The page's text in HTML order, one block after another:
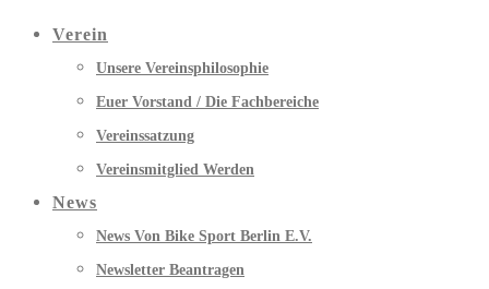
Verein
Unsere Vereinsphilosophie
Euer Vorstand / Die Fachbereiche
Vereinssatzung
Vereinsmitglied Werden
News
News Von Bike Sport Berlin E.V.
Newsletter Beantragen